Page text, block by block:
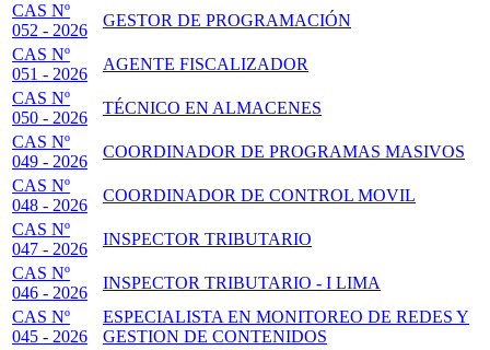
CAS Nº
052 - 2026
GESTOR DE PROGRAMACIÓN
CAS Nº
051 - 2026
AGENTE FISCALIZADOR
CAS Nº
050 - 2026
TÉCNICO EN ALMACENES
CAS Nº
049 - 2026
COORDINADOR DE PROGRAMAS MASIVOS
CAS Nº
048 - 2026
COORDINADOR DE CONTROL MOVIL
CAS Nº
047 - 2026
INSPECTOR TRIBUTARIO
CAS Nº
046 - 2026
INSPECTOR TRIBUTARIO - I LIMA
CAS Nº
045 - 2026
ESPECIALISTA EN MONITOREO DE REDES Y
GESTION DE CONTENIDOS